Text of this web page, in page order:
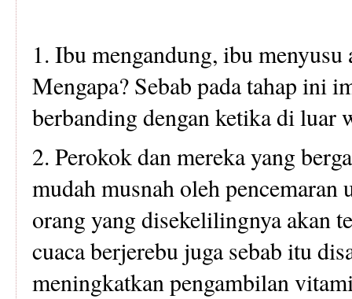
1. Ibu mengandung, ibu menyusu
Mengapa? Sebab pada tahap ini
berbanding dengan ketika di luar
2. Perokok dan mereka yang
mudah musnah oleh
orang yang disekelilingnya akan
cuaca berjerebu juga sebab itu
meningkatkan pengambilan